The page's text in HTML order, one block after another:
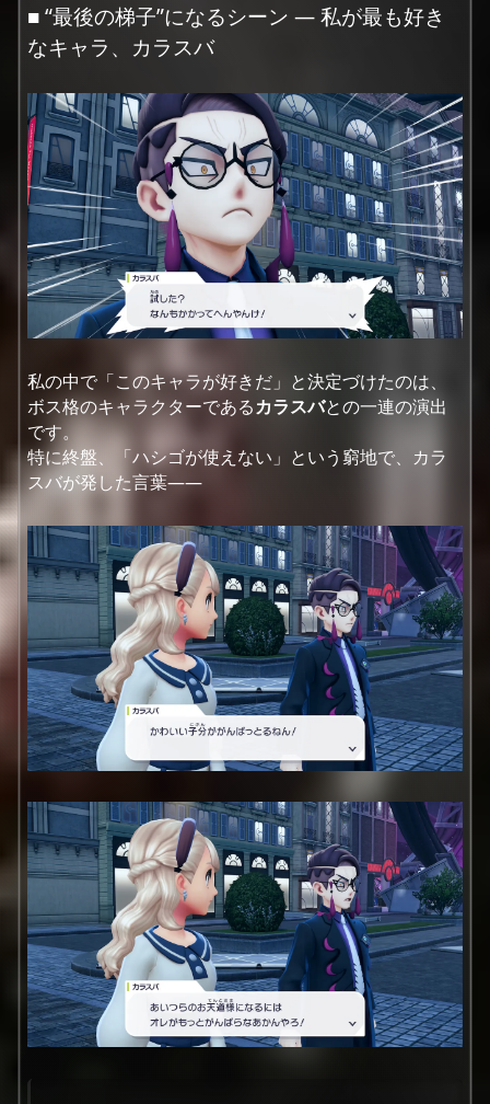
■ “最後の梯子”になるシーン — 私が最も好き
なキャラ、カラスバ
私の中で「このキャラが好きだ」と決定づけたのは、
ボス格のキャラクターであるカラスバとの一連の演出
です。
特に終盤、「ハシゴが使えない」という窮地で、カラ
スバが発した言葉――